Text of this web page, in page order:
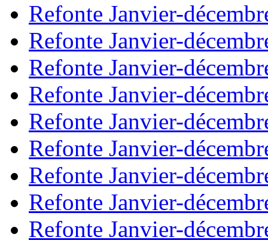
Refonte Janvier-
Refonte Janvier-
Refonte Janvier-
Refonte Janvier-
Refonte Janvier-
Refonte Janvier-
Refonte Janvier-
Refonte Janvier-
Refonte Janvier-